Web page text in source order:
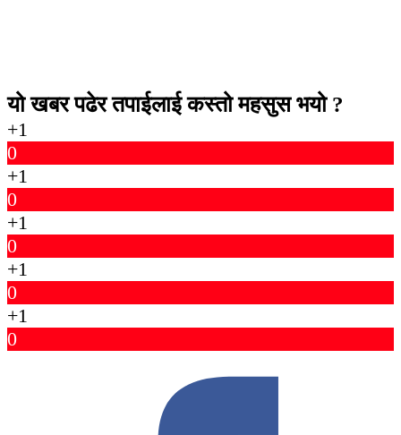
यो खबर पढेर तपाईलाई कस्तो महसुस भयो ?
+1
0
+1
0
+1
0
+1
0
+1
0